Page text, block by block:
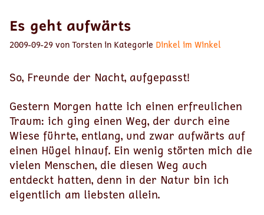
Es geht aufwärts
2009-09-29 von Torsten in Kategorie Dinkel im Winkel
So, Freunde der Nacht, aufgepasst!
Gestern Morgen hatte ich einen erfreulichen
Traum: ich ging einen Weg, der durch eine
Wiese führte, entlang, und zwar aufwärts auf
einen Hügel hinauf. Ein wenig störten mich die
vielen Menschen, die diesen Weg auch
entdeckt hatten, denn in der Natur bin ich
eigentlich am liebsten allein.